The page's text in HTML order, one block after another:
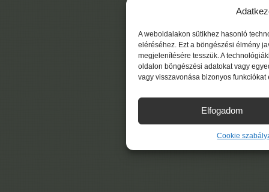
A weboldalakon sütikhez hasonló
eléréséhez. Ezt a böngészési élmény
megjelenítésére tesszük. A
oldalon böngészési adatokat vagy
vagy visszavonása bizonyos
Elfogadom
Cookie